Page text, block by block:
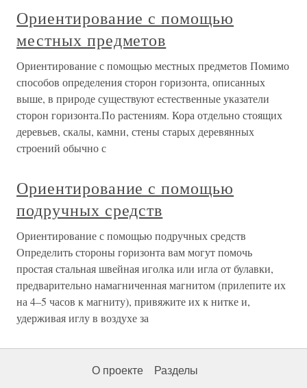
Ориентирование с помощью
местных предметов
Ориентирование с помощью местных предметов Помимо
способов определения сторон горизонта, описанных
выше, в природе существуют естественные указатели
сторон горизонта.По растениям. Кора отдельно стоящих
деревьев, скалы, камни, стены старых деревянных
строений обычно с
Ориентирование с помощью
подручных средств
Ориентирование с помощью подручных средств
Определить стороны горизонта вам могут помочь
простая стальная швейная иголка или игла от булавки,
предварительно намагниченная магнитом (прилепите их
на 4–5 часов к магниту), привяжите их к нитке и,
удерживая иглу в воздухе за
О проекте Разделы